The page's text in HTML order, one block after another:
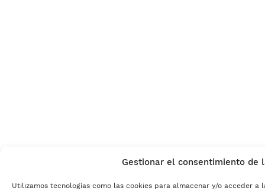
Gestionar el consentimiento de
Utilizamos tecnologías como las cookies para almacenar y/o acceder a